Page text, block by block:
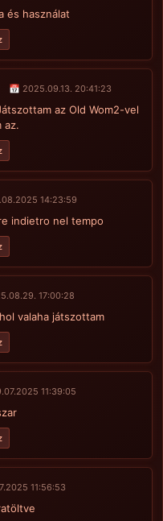
és használat
📅 2025.09.13. 20:41:23
az Old Wom2-vel
az.
14:23:59
indietro nel tempo
17:00:28
valaha játszottam
11:39:05
11:56:53